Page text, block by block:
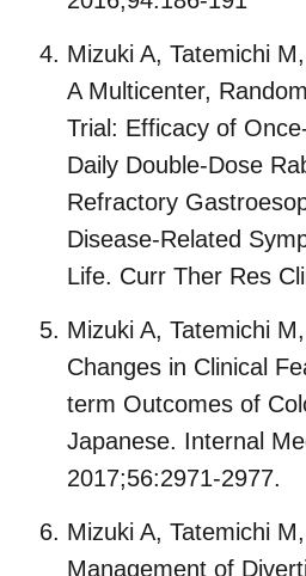
Mizuki A, Tatemichi
A Multicenter,
Trial: Efficacy of
Daily Double-Dose
Refractory
Disease-Related
Life. Curr Ther Res
Mizuki A, Tatemichi
Changes in Clinical
term Outcomes of
Japanese. Internal
2017;56:2971-2977.
Mizuki A, Tatemichi
Management of